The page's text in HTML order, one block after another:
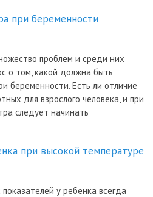
при беременности
проблем и среди них
о том, какой должна быть
беременности. Есть ли отличие
для взрослого человека, и при
следует начинать
при высокой температуре
у ребенка всегда